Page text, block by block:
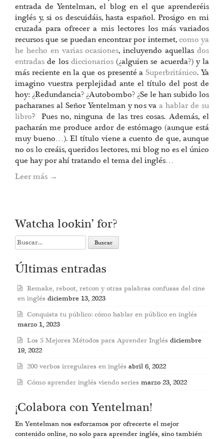
entrada de Yentelman, el blog en el que aprenderéis
inglés y, si os descuidáis, hasta español. Prosigo en mi
cruzada para ofrecer a mis lectores los más variados
recursos que se puedan encontrar por internet,como ya
he hecho en varias ocasiones, incluyendo aquellasdos
entradasde los diccionarios (¿alguien se acuerda?) y la
más reciente en la que os presenté aSuperbritánico. Ya
imagino vuestra perplejidad ante el título del post de
hoy: ¿Redundancia? ¿Autobombo? ¿Se le han subido los
pacharanes al Señor Yentelman y nos vaa hablar de su
libro? Pues no, ninguna de las tres cosas. Además, el
pacharán me produce ardor de estómago (aunque está
muy bueno…). El título viene a cuento de que, aunque
no os lo creáis, queridos lectores, mi blog no es el único
que hay por ahí tratando el tema del inglés…
Leer más →
Watcha lookin’ for?
Search
for:
Últimas entradas
Remake, reboot, retcon y otras palabras confusas del cine
en inglés diciembre 13, 2023
Conquista tu público: cómo hablar en público en inglés
marzo 1, 2023
Los 5 Mejores Métodos para Aprender Inglés diciembre
19, 2022
200 verbos irregulares en inglés abril 6, 2022
Cómo aprender inglés viendo series marzo 23, 2022
¡Colabora con Yentelman!
En Yentelman nos esforzamos por ofrecerte el mejor
contenido online, no solo para aprender inglés, sino también